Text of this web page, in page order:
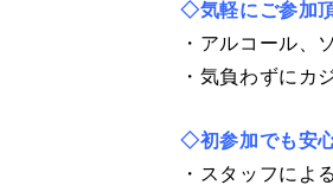
◇気軽にご参加
・アルコール、
・気負わずにカ
◇初参加でも安
・スタッフによ